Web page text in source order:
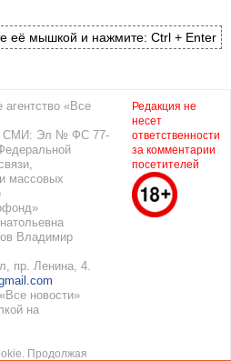
её мышкой и нажмите: Ctrl + Enter
«Все
СМИ: Эл № ФС 77-
массовых
Владимир
пр. Ленина, 4.
новости»
на
Продолжая
Редакция не
несет
ответственности
за комментарии
посетителей